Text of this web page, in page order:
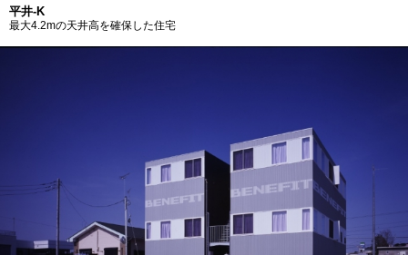
平井-K
最大4.2mの天井高を確保した住宅